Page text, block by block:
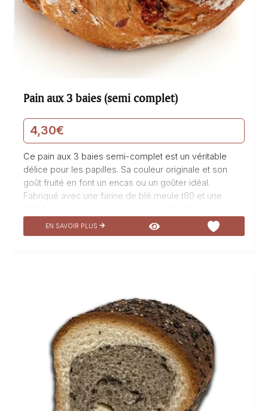
Pain aux 3 baies (semi complet)
4,30€
Ce pain aux 3 baies semi-complet est un véritable
délice pour les papilles. Sa couleur originale et son
goût fruité en font un encas ou un goûter idéal.
Fabriqué avec une farine de blé meule t80 et une
saveurs. Les baies de cassis, myrtilles et cranberries,
connues pour leurs vertus antioxydantes, apportent
EN SAVOIR PLUS